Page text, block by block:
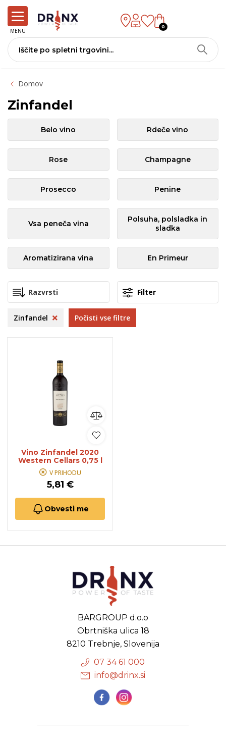
MENU
0
Domov
Zinfandel
Belo vino Rdeče vino
Rose Champagne
Prosecco Penine
Vsa peneča vina
Polsuha, polsladka in
sladka
Aromatizirana vina En Primeur
Filter
Zinfandel Počisti vse filtre
Vino Zinfandel 2020
Western Cellars 0,75 l
V PRIHODU
5,81 €
Obvesti me
BARGROUP d.o.o
Obrtniška ulica 18
8210 Trebnje, Slovenija
07 34 61 000
info@drinx.si